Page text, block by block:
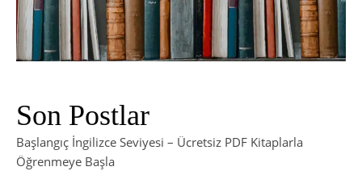
Son Postlar
Başlangıç İngilizce Seviyesi – Ücretsiz PDF Kitaplarla
Öğrenmeye Başla